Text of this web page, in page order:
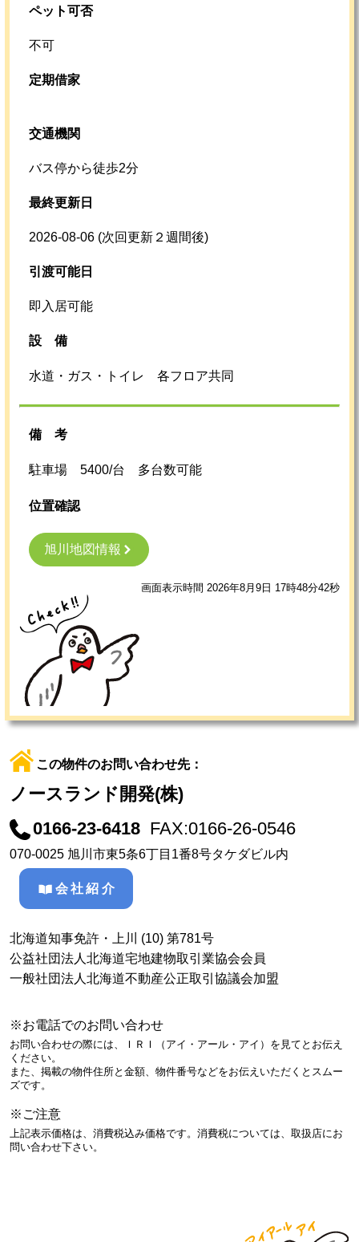
ペット可否
不可
定期借家
交通機関
バス停から徒歩2分
最終更新日
2026-08-06 (次回更新２週間後)
引渡可能日
即入居可能
設 備
水道・ガス・トイレ 各フロア共同
備考
駐車場 5400/台 多台数可能
位置確認
旭川地図情報
画面表示時間 2026年8月9日 17時48分42秒
この物件のお問い合わせ先：
ノースランド開発(株)
0166-23-6418 FAX:0166-26-0546
070-0025 旭川市東5条6丁目1番8号タケダビル内
会社紹介
北海道知事免許・上川 (10) 第781号
公益社団法人北海道宅地建物取引業協会会員
一般社団法人北海道不動産公正取引協議会加盟
※お電話でのお問い合わせ
お問い合わせの際には、ＩＲＩ（アイ・アール・アイ）を見てとお伝え
ください。
また、掲載の物件住所と金額、物件番号などをお伝えいただくとスムー
ズです。
※ご注意
上記表示価格は、消費税込み価格です。消費税については、取扱店にお
問い合わせ下さい。